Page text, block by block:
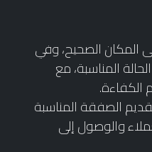
المكان الصحيح، وفي
المناسبة، مع
الكفاءة.
الصفقة المناسبة
والوصول إلى